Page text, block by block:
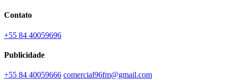
Contato
+55 84 40059696
Publicidade
+55 84 40059666 comercial96fm@gmail.com